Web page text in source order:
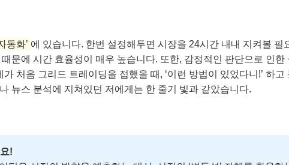
동화’ 에 있습니다. 한번 설정해두면 시장을 24시간 내내 지켜볼 필
문에 시간 효율성이 매우 높습니다. 또한, 감정적인 판단으로 인한
가 처음 그리드 트레이딩을 접했을 때, ‘이런 방법이 있었다니!’ 하
뉴스 분석에 지쳐있던 저에게는 한 줄기 빛과 같았습니다.
!